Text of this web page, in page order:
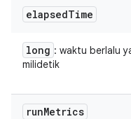
elapsedTime
long : waktu berlalu
milidetik
runMetrics